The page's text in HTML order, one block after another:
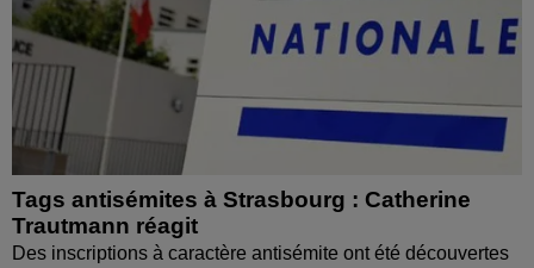
Tags antisémites à Strasbourg : Catherine
Trautmann réagit
Des inscriptions à caractère antisémite ont été découvertes